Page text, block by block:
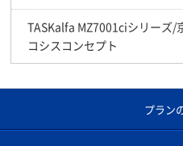
TASKalfa MZ7001ciシリーズ/
コシスコンセプト
プラン